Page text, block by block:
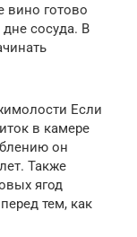
вино готово
дне сосуда. В
Если
в камере
он
Также
ягод
тем, как